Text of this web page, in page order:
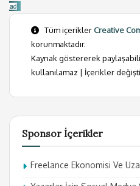
Tüm içeriklerCreative
korunmaktadır.
Kaynak göstererek
kullanılamaz | İçerikler
Sponsor İçerikler
Freelance Ekonomisi Ve